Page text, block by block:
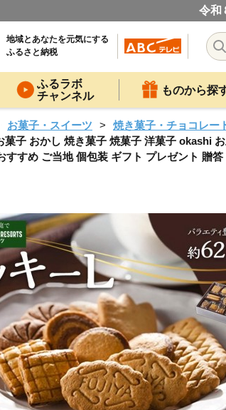
令和
地域とあなたを元気にする
ふるさと納税
ふるラボ
チャンネル
ものから探
お菓子・スイーツ
焼き菓子・チョコレー
子 おかし 焼き菓子 焼菓子 洋菓子 okashi
すすめ ご当地 個包装 ギフト プレゼント 贈